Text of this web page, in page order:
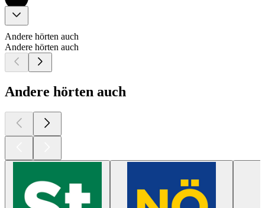
Andere hörten auch
Andere hörten auch
Andere hörten auch